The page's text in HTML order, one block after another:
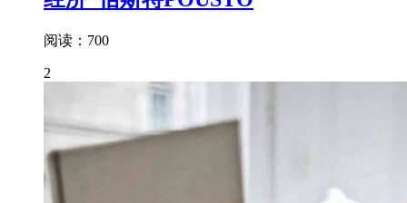
阅读：700
2